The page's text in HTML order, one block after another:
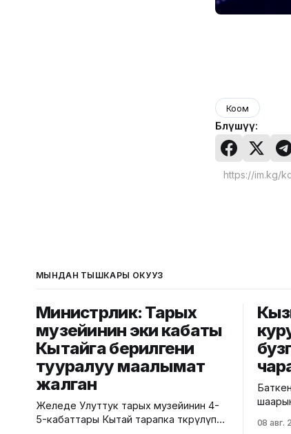
Коом
Бөлүшүү:
МЫНДАН ТЫШКАРЫ ОКУҢУЗ
Министрлик: Тарых
музейинин эки кабаты
Кытайга берилгени
тууралуу маалымат
жалган
Желеде Улуттук тарых музейинин 4-
5-кабаттары Кытай тарапка өткөрүлүп
08 авг.